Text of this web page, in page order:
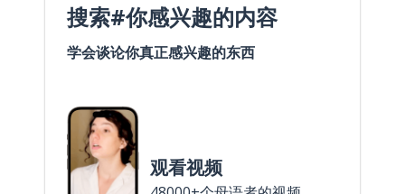
搜索#你感兴趣的内容
学会谈论你真正感兴趣的东西
观看视频